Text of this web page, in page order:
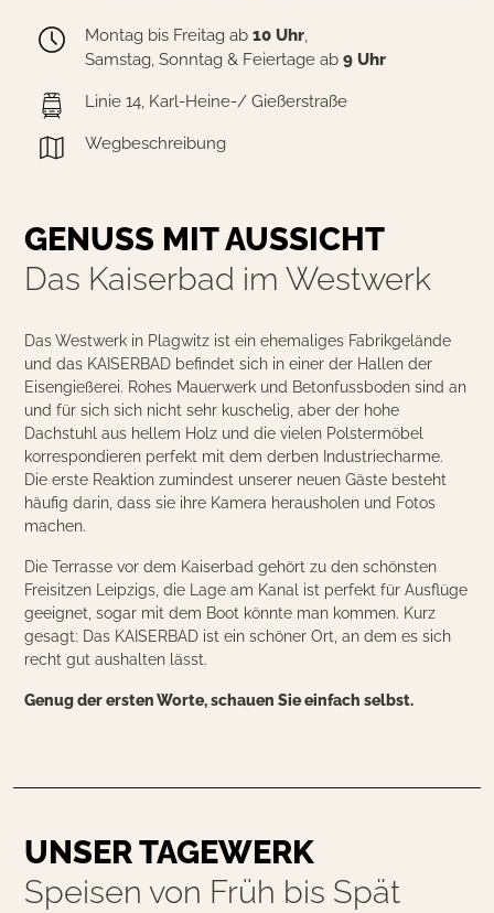
Montag bis Freitag ab 10 Uhr,
Samstag, Sonntag & Feiertage ab 9 Uhr
Linie 14, Karl-Heine-/ Gießerstraße
Wegbeschreibung
GENUSS MIT AUSSICHT
Das Kaiserbad im Westwerk
Das Westwerk in Plagwitz ist ein ehemaliges Fabrikgelände
und das KAISERBAD befindet sich in einer der Hallen der
Eisengießerei. Rohes Mauerwerk und Betonfussboden sind an
und für sich sich nicht sehr kuschelig, aber der hohe
Dachstuhl aus hellem Holz und die vielen Polstermöbel
korrespondieren perfekt mit dem derben Industriecharme.
Die erste Reaktion zumindest unserer neuen Gäste besteht
häufig darin, dass sie ihre Kamera herausholen und Fotos
machen.
Die Terrasse vor dem Kaiserbad gehört zu den schönsten
Freisitzen Leipzigs, die Lage am Kanal ist perfekt für Ausflüge
geeignet, sogar mit dem Boot könnte man kommen. Kurz
gesagt: Das KAISERBAD ist ein schöner Ort, an dem es sich
recht gut aushalten lässt.
Genug der ersten Worte, schauen Sie einfach selbst.
UNSER TAGEWERK
Speisen von Früh bis Spät